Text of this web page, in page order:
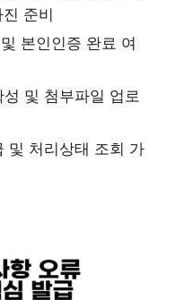
준비
본인인증 완료 여
및 첨부파일 업로
및 처리상태 조회 가